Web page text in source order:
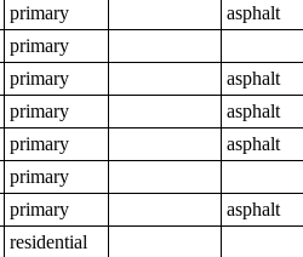
primary
asphalt
primary
primary
asphalt
primary
asphalt
primary
asphalt
primary
primary
asphalt
residential